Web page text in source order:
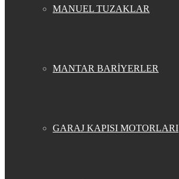
MANUEL TUZAKLAR
MANTAR BARİYERLER
GARAJ KAPISI MOTORLARI